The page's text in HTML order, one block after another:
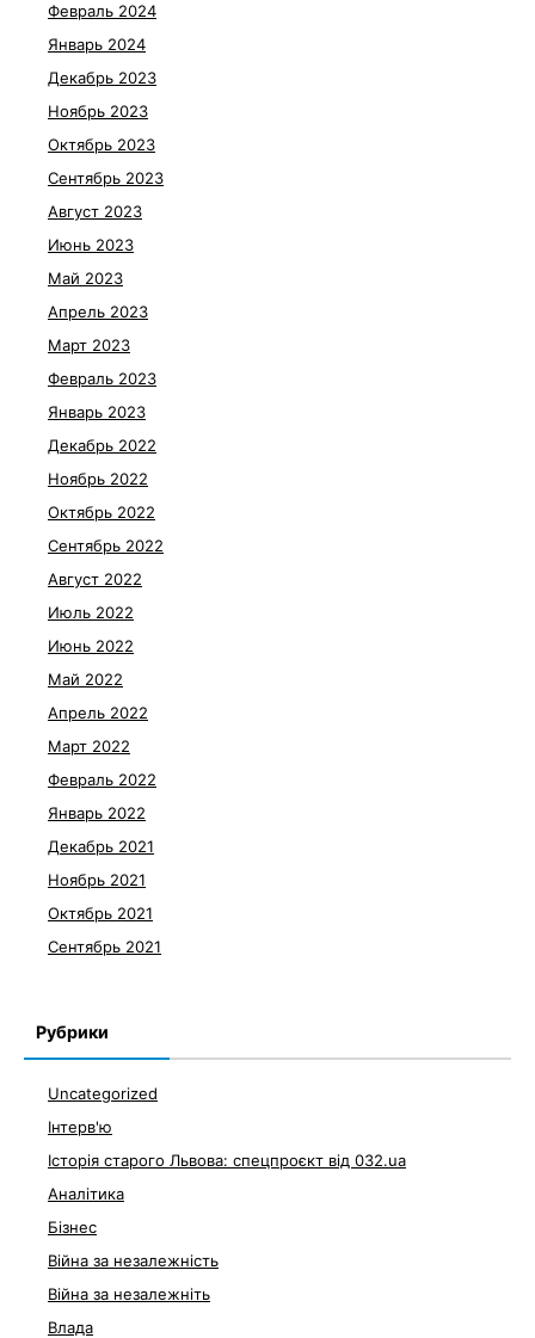
Февраль 2024
Январь 2024
Декабрь 2023
Ноябрь 2023
Октябрь 2023
Сентябрь 2023
Август 2023
Июнь 2023
Май 2023
Апрель 2023
Март 2023
Февраль 2023
Январь 2023
Декабрь 2022
Ноябрь 2022
Октябрь 2022
Сентябрь 2022
Август 2022
Июль 2022
Июнь 2022
Май 2022
Апрель 2022
Март 2022
Февраль 2022
Январь 2022
Декабрь 2021
Ноябрь 2021
Октябрь 2021
Сентябрь 2021
Рубрики
Uncategorized
Інтерв'ю
Історія старого Львова: спецпроєкт від 032.ua
Аналітика
Бізнес
Війна за незалежність
Війна за незалежніть
Влада